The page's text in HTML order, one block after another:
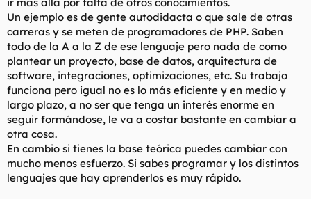
Un ejemplo es de gente autodidacta o que sale de otras
carreras y se meten de programadores de PHP. Saben
todo de la A a la Z de ese lenguaje pero nada de como
plantear un proyecto, base de datos, arquitectura de
software, integraciones, optimizaciones, etc. Su trabajo
funciona pero igual no es lo más eficiente y en medio y
largo plazo, a no ser que tenga un interés enorme en
seguir formándose, le va a costar bastante en cambiar a
otra cosa.
En cambio si tienes la base teórica puedes cambiar con
mucho menos esfuerzo. Si sabes programar y los distintos
lenguajes que hay aprenderlos es muy rápido.